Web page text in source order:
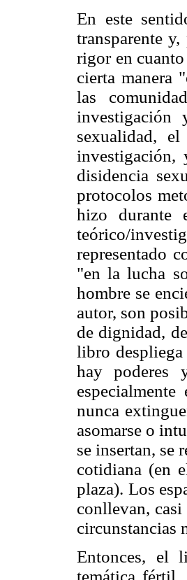
En este
transparente
rigor en
cierta manera
las
investigación
sexualidad,
disidencia
protocolos
hizo durante
teórico/
representado
"en la lucha
hombre se
autor, son
de dignidad,
libro
hay poderes
nunca
asomarse o
se insertan, se
cotidiana (en
plaza). Los
conllevan, casi
circunstancias
Entonces, el